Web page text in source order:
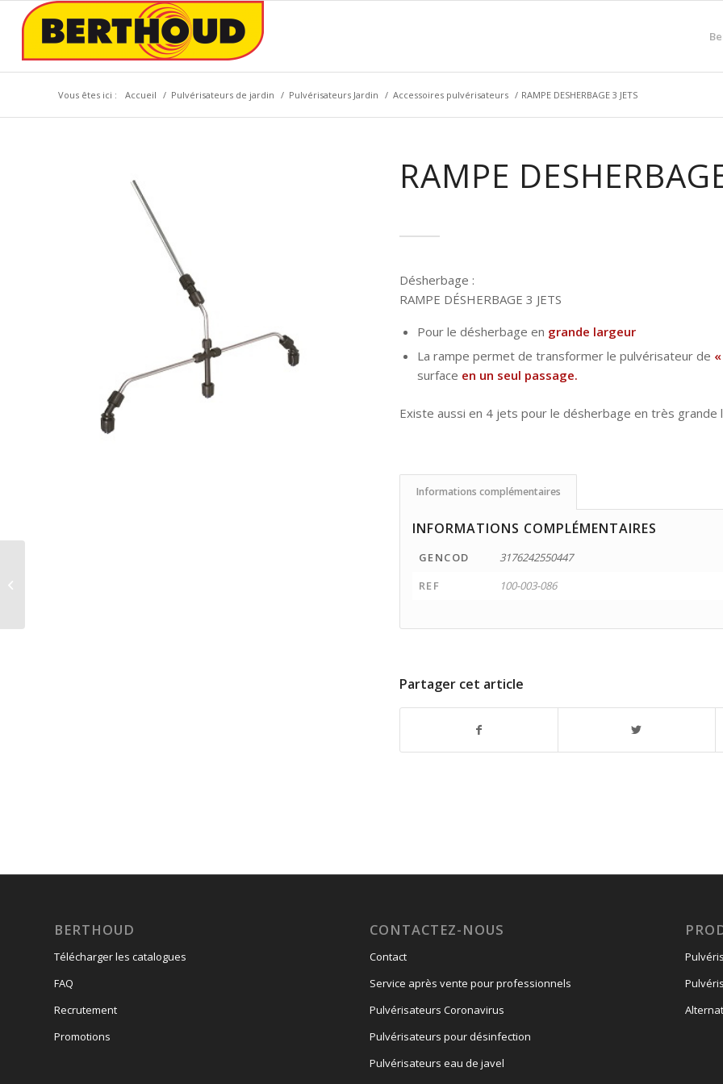
Vous êtes ici : Accueil / Pulvérisateurs de jardin / Pulvérisateurs Jardin / Accessoires pulvérisateurs / RAMPE DESHERBAGE 3 JETS
RAMPE
Désherbage :
RAMPE DÉSHERBAGE 3 JETS
Pour le désherbage en grande largeur
La rampe permet de transformer le pulvérisateur de
surface en un seul passage.
Existe aussi en 4 jets pour le désherbage en très grande
Informations complémentaires
INFORMATIONS COMPLÉMENTAIRES
GENCOD
3176242550447
REF
100-003-086
Partager cet article
BERTHOUD
Télécharger les catalogues
FAQ
Recrutement
Promotions
CONTACTEZ-NOUS
Contact
Service après vente pour professionnels
Pulvérisateurs Coronavirus
Pulvérisateurs pour désinfection
Pulvérisateurs eau de javel